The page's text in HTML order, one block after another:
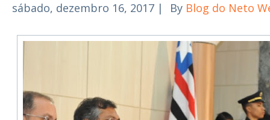
sábado, dezembro 16, 2017 | By Blog do Neto